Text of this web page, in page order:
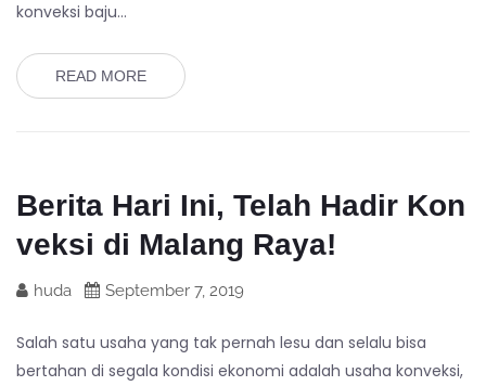
konveksi baju…
READ MORE
Berita Hari Ini, Telah Hadir Kon
veksi di Malang Raya!
huda September 7, 2019
Salah satu usaha yang tak pernah lesu dan selalu bisa
bertahan di segala kondisi ekonomi adalah usaha konveksi,